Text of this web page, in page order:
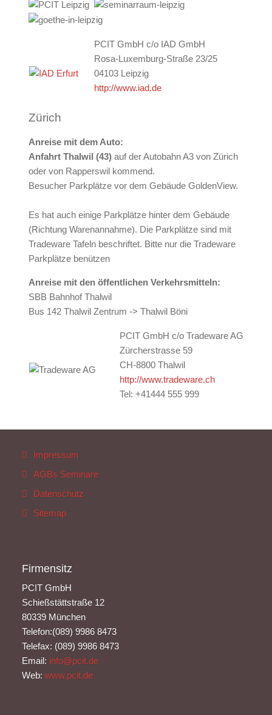
PCIT GmbH c/o IAD GmbH​
Rosa-Luxemburg-Straße 23/25
04103 Leipzig
http://www.iad.de
Zürich
Anreise mit dem Auto:
Anfahrt Thalwil (43)auf der Autobahn A3 von Zürich
oder von Rapperswil kommend.
Besucher Parkplätze vor dem Gebäude GoldenView.
Es hat auch einige Parkplätze hinter dem Gebäude
(Richtung Warenannahme). Die Parkplätze sind mit
Tradeware Tafeln beschriftet. Bitte nur die Tradeware
Parkplätze benützen
Anreise mit den öffentlichen Verkehrsmitteln:
SBB Bahnhof Thalwil
Bus 142 Thalwil Zentrum -> Thalwil Böni
PCIT GmbH c/o Tradeware AG
Zürcherstrasse 59
CH-8800 Thalwil
http://www.tradeware.ch
Tel: +41444 555 999
Impressum
AGBs Seminare
Datenschutz
Sitemap
Firmensitz
PCIT GmbH
Schießstättstraße 12
80339 München
Telefon:(089) 9986 8473
Telefax: (089) 9986 8473
Email: info@pcit.de
Web:www.pcit.de